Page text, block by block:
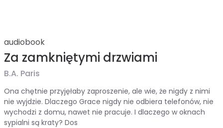
audiobook
Za zamkniętymi drzwiami
B.A. Paris
Ona chętnie przyjęłaby zaproszenie, ale wie, że nigdy z nimi
nie wyjdzie. Dlaczego Grace nigdy nie odbiera telefonów, nie
wychodzi z domu, nawet nie pracuje. I dlaczego w oknach
sypialni są kraty? Dos